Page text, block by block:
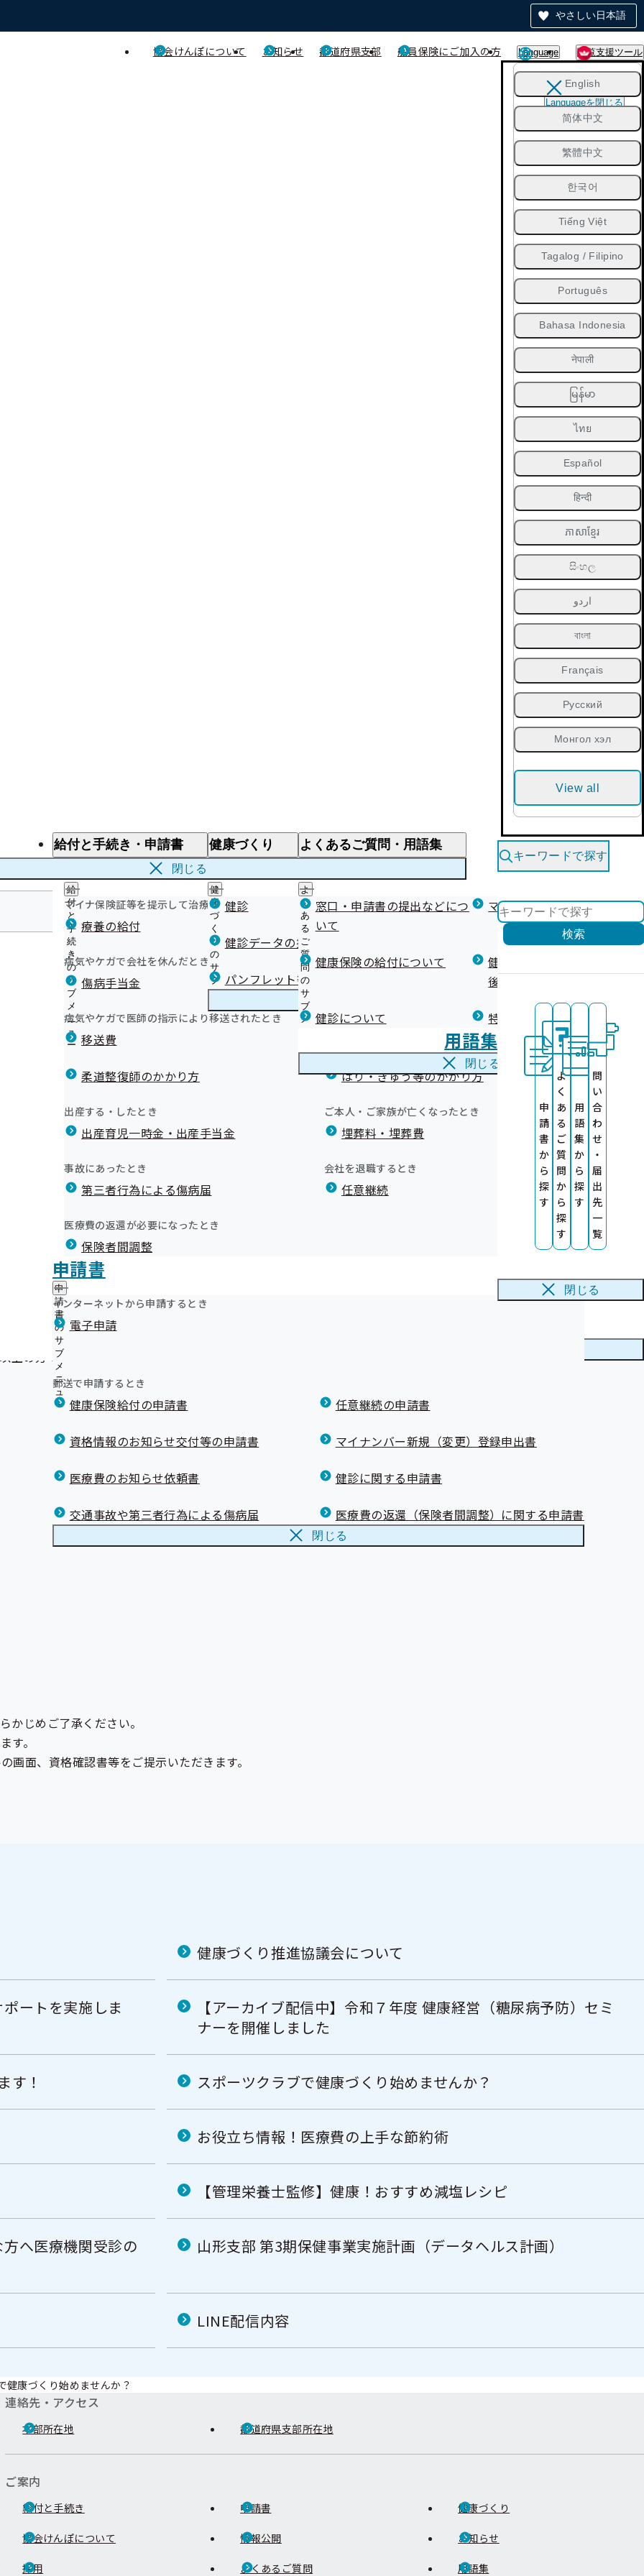
やさしい日本語
協会けんぽについて お知らせ 都道府県支部 船員保険にご加入の方 Language 閲覧支援ツール
English
简体中文
繁體中文
한국어
Tiếng Việt
Tagalog / Filipino
Português
Bahasa Indonesia
नेपाली
မြန်မာ
ไทย
Español
हिन्दी
ភាសាខ្មែរ
සිංහල
اردو
বাংলা
Français
Русский
Монгол хэл
View all
Languageを閉じる
給付と手続き・申請書
給付と手続き
給
付
と
手
続
き
の
サ
ブ
メ
ニ
ュ
ー
マイナ保険証等を提示して治療を受けるとき
療養の給付
医療費が高額になりそう・なったとき
限度額適用認定・高額療養費・高額介護合算
病気やケガで会社を休んだとき
傷病手当金
医療費の全額を負担したとき
病気やケガで医師の指示により移送されたとき
移送費
海外で急な病気にかかり治療を受けたとき
柔道整復師のかかり方 はり・きゅう等のかかり方
出産する・したとき
出産育児一時金・出産手当金
ご本人・ご家族が亡くなったとき
埋葬料・埋葬費
事故にあったとき
第三者行為による傷病届
会社を退職するとき
任意継続
医療費の返還が必要になったとき
保険者間調整
申請書
申
請
書
の
サ
ブ
メ
ニ
ュ
ー
インターネットから申請するとき
電子申請
郵送で申請するとき
健康保険給付の申請書 任意継続の申請書
資格情報のお知らせ交付等の申請書 マイナンバー新規（変更）登録申出書
医療費のお知らせ依頼書 健診に関する申請書
交通事故や第三者行為による傷病届 医療費の返還（保険者間調整）に関する申請書
閉じる
健康づくり
健
康
づ
く
り
の
サ
ブ
メ
ュ
健診 健診を受けた後の健康づくり
健診データの提供について 健康宣言（コラボヘルス）
パンフレット等（広報） 健康づくりコラム
よくあるご質問・用語集
よ
く
あ
る
ご
質
問
の
サ
ブ
メ
窓口・申請書の提出などにつ
いて
マイナ保険証等関連について
健康保険の給付について
健康保険任意継続制度（退職
後の健康保険）について
健診について 特定保健指導について
用語集
閉じる
閉じる
キーワードで探す
検索
申
請
書
か
ら
探
す
よ
く
あ
る
ご
質
問
か
ら
探
す
用
語
集
か
ら
探
す
問
い
合
わ
せ
・
届
出
先
一
覧
閉じる
山形支部
山形支部からのお知らせ
山形支部の健診・保健指導のご案内
山
の
【被保険者】生活習慣病予防健診等のご案内
【被扶養者】特定健康診査
【被保険者・被扶養者】特定保健指導
【被保険者】令和8年度 事業者健診結果データ取得業務の外部委託につ
いて
【被保険者】事業者健診結果データ提供のお願い
託について
オンライン資格確認等システムによる保険者からの特定健康診査情報の
健診実施機関一覧等
康
健康保険委員にご登録ください！
新しく健康保険委員になる場合
健康保険委員に変更がある場合
健康づくり
健康づくり推進協議会について
【健康経営に取り組む事業所さまへ】訪問サポートを実施します！
【アーカイブ配信中】令和７年度 健康経営（糖尿病予防）セミナーを
健康経営®に取り組む事業所さまをご紹介します！
スポーツクラブで健康づくり始めませんか？
お役立ち情報！医療費の上手な節約術
元気でいぐべ！健康コラム
【管理栄養士監修】健康！おすすめ減塩レシピ
健診は受けた後が重要です！～治療が必要な方へ医療機関受診のお声が
けをお願いいたします～
山形支部 第3期保健事業実施計画（データヘルス計画）
メンタルヘルスについて
LINE配信内容
納入告知書同封リーフレット（協会けんぽ山形支部からのお知らせ）
広報誌
広報ツール（ポスター等）
山形支部LINE公式アカウントをはじめました！
健康保険料率に反映！インセンティブ制度について
健康保険継続給付制度
ジェネリック医薬品
ご注意ください！健康保険に関する各種申請書等の提出先について
事業所記号の変換について
（マイナ保険証をお持ちでない方へ）資格確認書の発送時期変更につい
て
メールマガジン
マスコットキャラクター『ちぇりこちゃん』『らふらくん』の紹介
統計情報
データで見る！協会けんぽ山形支部
山形支部について
所在地・連絡先
調達情報
採用情報
個人情報保護
地方自治体及び関係団体との連携協定
情報公開
評議会
事務処理誤り
リンク集
始めませんか？
ス直営店で優待価格にてご利用いただけるようになりました。
上の方で、ルネサンスに初めてご入会される方
かじめご了承ください。
す。
画面、 資格確認書等をご提示いただきます。
健康づくり推進協議会について
ートを実施しま
【アーカイブ配信中】令和７年度 健康経営（糖尿病予防）セミ
ナーを開催しました
す！ スポーツクラブで健康づくり始めませんか？
お役立ち情報！医療費の上手な節約術
【管理栄養士監修】健康！おすすめ減塩レシピ
へ医療機関受診の
山形支部 第3期保健事業実施計画（データヘルス計画）
LINE配信内容
健康づくり始めませんか？
連絡先・アクセス
本部所在地 都道府県支部所在地
ご案内
給付と手続き 申請書 健康づくり
協会けんぽについて 情報公開 お知らせ
採用 よくあるご質問 用語集